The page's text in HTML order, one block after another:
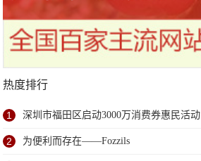
热度排行
1 深圳市福田区启动3000万消费券惠民活动
2 为便利而存在——Fozzils